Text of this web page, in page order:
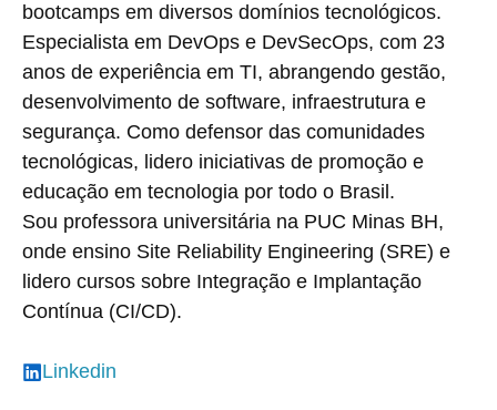
bootcamps em diversos domínios tecnológicos.
Especialista em DevOps e DevSecOps, com 23
anos de experiência em TI, abrangendo gestão,
desenvolvimento de software, infraestrutura e
segurança. Como defensor das comunidades
tecnológicas, lidero iniciativas de promoção e
educação em tecnologia por todo o Brasil.
Sou professora universitária na PUC Minas BH,
onde ensino Site Reliability Engineering (SRE) e
lidero cursos sobre Integração e Implantação
Contínua (CI/CD).
Linkedin